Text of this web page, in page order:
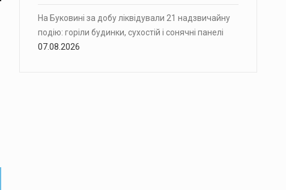
На Буковині за добу ліквідували 21 надзвичайну
подію: горіли будинки, сухостій і сонячні панелі
07.08.2026